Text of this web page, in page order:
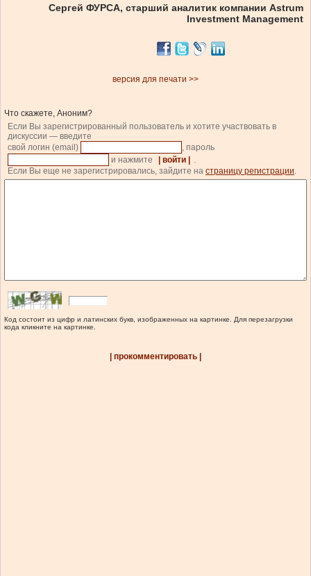
Сергей ФУРСА, старший аналитик компании Astrum
Investment Management
версия для печати >>
Что скажете, Аноним?
Если Вы зарегистрированный пользователь и хотите участвовать в
дискуссии — введите
свой логин (email)
, пароль
и нажмите
| войти |
.
Если Вы еще не зарегистрировались, зайдите на страницу регистрации.
Код состоит из цифр и латинских букв, изображенных на картинке. Для перезагрузки
кода кликните на картинке.
| прокомментировать |